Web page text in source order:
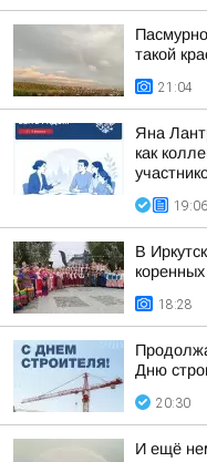
такой
21:04
Яна
как
19:06
В
18:28
Дню
20:30
И ещё